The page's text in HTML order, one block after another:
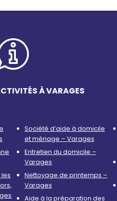
À VARAGES
Société d’aide à domicile
et ménage – Varages
Entretien du domicile –
Varages
Nettoyage de printemps –
Varages
Aide à la préparation des